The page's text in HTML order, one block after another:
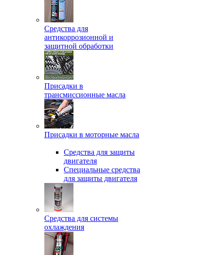
Средства для
антикоррозионной и
защитной обработки
Присадки в
трансмиссионные масла
Присадки в моторные масла
Средства для защиты
двигателя
Специальныe средства
для защиты двигателя
Средства для системы
охлаждения